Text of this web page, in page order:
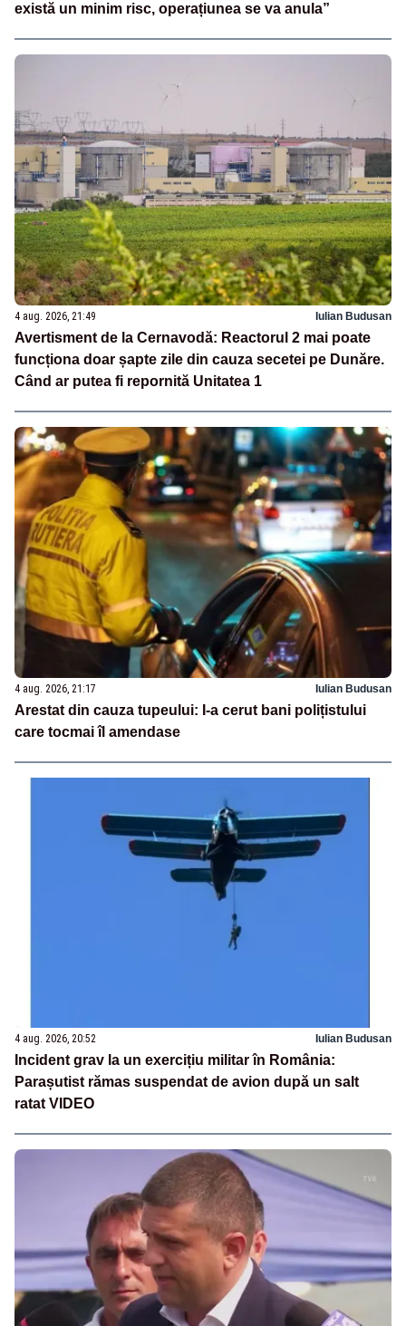
există un minim risc, operațiunea se va anula”
4 aug. 2026, 21:49 Iulian Budusan
Avertisment de la Cernavodă: Reactorul 2 mai poate
funcționa doar șapte zile din cauza secetei pe Dunăre.
Când ar putea fi repornită Unitatea 1
4 aug. 2026, 21:17 Iulian Budusan
Arestat din cauza tupeului: I-a cerut bani polițistului
care tocmai îl amendase
4 aug. 2026, 20:52 Iulian Budusan
Incident grav la un exercițiu militar în România:
Parașutist rămas suspendat de avion după un salt
ratat VIDEO